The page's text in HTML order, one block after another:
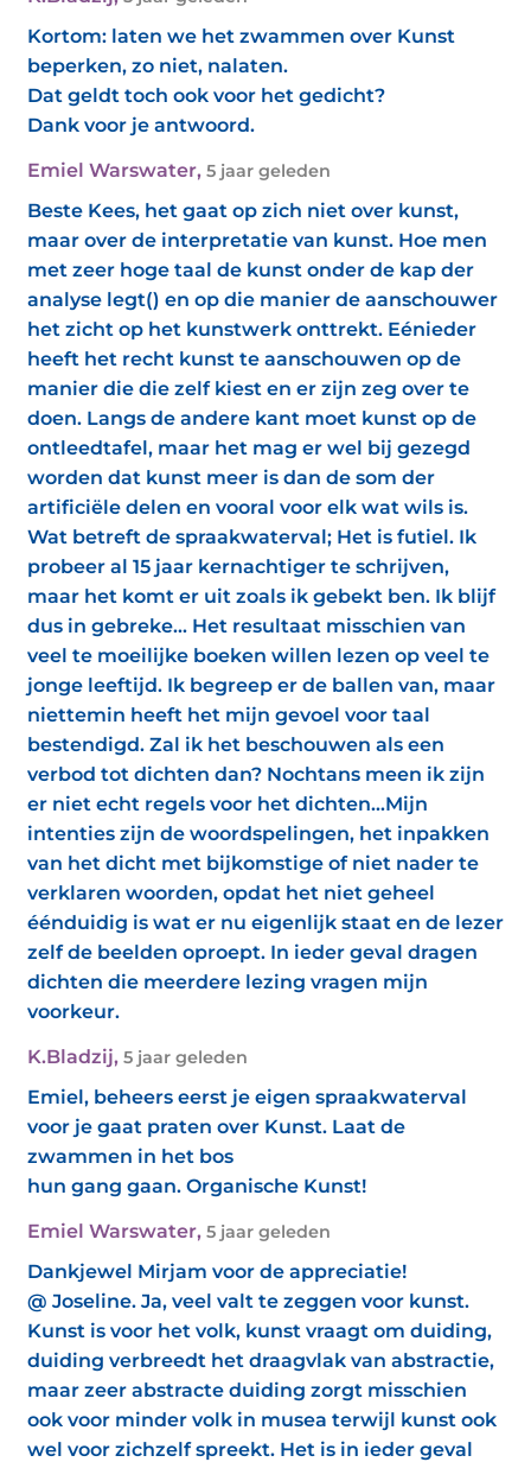
Kortom: laten we het zwammen over Kunst
beperken, zo niet, nalaten.
Dat geldt toch ook voor het gedicht?
Dank voor je antwoord.
Emiel Warswater, 5 jaar geleden
Beste Kees, het gaat op zich niet over kunst,
maar over de interpretatie van kunst. Hoe men
met zeer hoge taal de kunst onder de kap der
analyse legt() en op die manier de aanschouwer
het zicht op het kunstwerk onttrekt. Eénieder
heeft het recht kunst te aanschouwen op de
manier die die zelf kiest en er zijn zeg over te
doen. Langs de andere kant moet kunst op de
ontleedtafel, maar het mag er wel bij gezegd
worden dat kunst meer is dan de som der
artificiële delen en vooral voor elk wat wils is.
Wat betreft de spraakwaterval; Het is futiel. Ik
probeer al 15 jaar kernachtiger te schrijven,
maar het komt er uit zoals ik gebekt ben. Ik blijf
dus in gebreke... Het resultaat misschien van
veel te moeilijke boeken willen lezen op veel te
jonge leeftijd. Ik begreep er de ballen van, maar
niettemin heeft het mijn gevoel voor taal
bestendigd. Zal ik het beschouwen als een
verbod tot dichten dan? Nochtans meen ik zijn
er niet echt regels voor het dichten...Mijn
intenties zijn de woordspelingen, het inpakken
van het dicht met bijkomstige of niet nader te
verklaren woorden, opdat het niet geheel
éénduidig is wat er nu eigenlijk staat en de lezer
zelf de beelden oproept. In ieder geval dragen
dichten die meerdere lezing vragen mijn
voorkeur.
K.Bladzij, 5 jaar geleden
Emiel, beheers eerst je eigen spraakwaterval
voor je gaat praten over Kunst. Laat de
zwammen in het bos
hun gang gaan. Organische Kunst!
Emiel Warswater, 5 jaar geleden
Dankjewel Mirjam voor de appreciatie!
@ Joseline. Ja, veel valt te zeggen voor kunst.
Kunst is voor het volk, kunst vraagt om duiding,
duiding verbreedt het draagvlak van abstractie,
maar zeer abstracte duiding zorgt misschien
ook voor minder volk in musea terwijl kunst ook
wel voor zichzelf spreekt. Het is in ieder geval